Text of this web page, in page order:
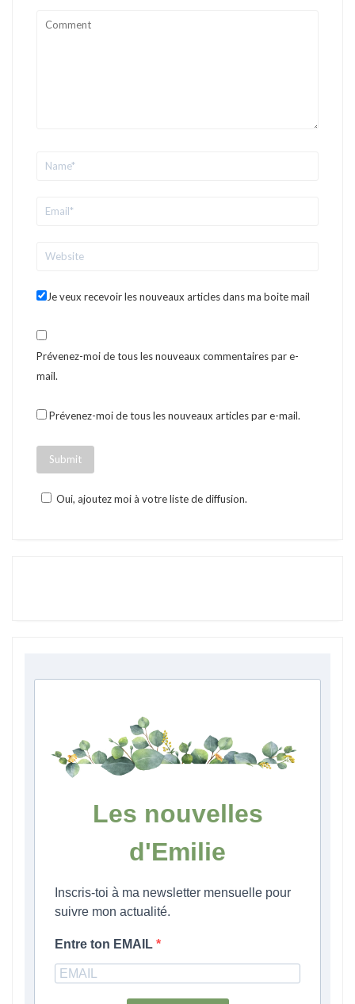
Je veux recevoir les nouveaux articles dans ma boite mail
Prévenez-moi de tous les nouveaux commentaires par e-
mail.
Prévenez-moi de tous les nouveaux articles par e-mail.
Oui, ajoutez moi à votre liste de diffusion.
Les nouvelles
d'Emilie
Inscris-toi à ma newsletter mensuelle pour
suivre mon actualité.
Entre ton EMAIL